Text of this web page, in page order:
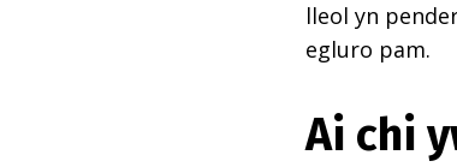
lleol yn
egluro pam.
Ai chi